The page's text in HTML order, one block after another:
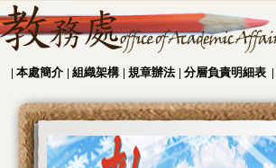
| 本處簡介 | 組織架構 | 規章辦法 | 分層負責明細表 |